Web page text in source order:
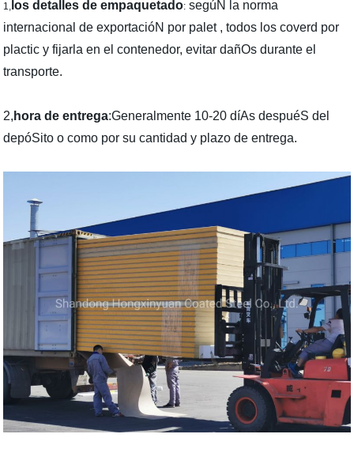
1, los detalles de empaquetado: segúN la norma
internacional de exportacióN por palet , todos los coverd por
plactic y fijarla en el contenedor, evitar dañOs durante el
transporte.
2, hora de entrega:Generalmente 10-20 díAs despuéS del
depóSito o como por su cantidad y plazo de entrega.